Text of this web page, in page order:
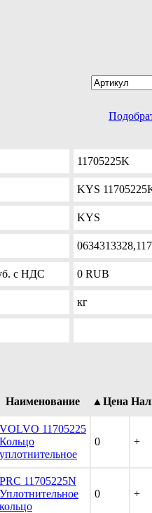
11705225K
KYS
KYS
с НДС 0 RUB
кг
Наименование ▲Цена
VOLVO 11705225
Кольцо
уплотнительное
0 +
PRC 11705225N
Уплотнительное
кольцо
0 +